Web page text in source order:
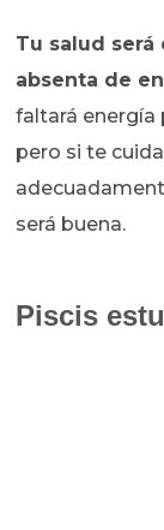
Tu salud
absenta de
faltará energía
pero si te
será buena.
Piscis